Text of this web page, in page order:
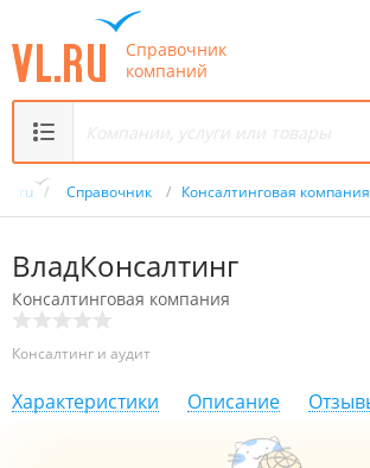
Справочник
компаний
VL.ru / Справочник / Консалтинговая компания
ВладКонсалтинг
Консалтинговая компания
Консалтинг и аудит
Характеристики Описание